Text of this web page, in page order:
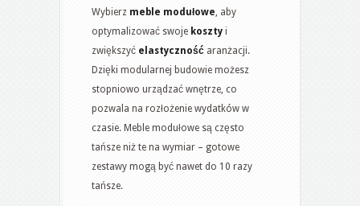
Wybierz meble modułowe, aby
optymalizować swoje koszty i
zwiększyć elastyczność aranżacji.
Dzięki modularnej budowie możesz
stopniowo urządzać wnętrze, co
pozwala na rozłożenie wydatków w
czasie. Meble modułowe są często
tańsze niż te na wymiar – gotowe
zestawy mogą być nawet do 10 razy
tańsze.